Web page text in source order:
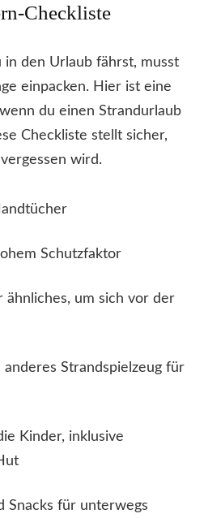
Checkliste
in den Urlaub fährst, musst
einpacken. Hier ist eine
du einen Strandurlaub
Checkliste stellt sicher,
wird.
Schutzfaktor
ähnliches, um sich vor der
anderes Strandspielzeug für
Kinder, inklusive
Snacks für unterwegs